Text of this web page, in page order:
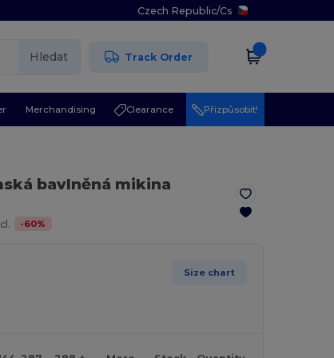
Czech Republic/Cs
Hledat Track Order
Merchandising Clearance Přizpůsobit!
bavlněná mikina
-60%
Size chart